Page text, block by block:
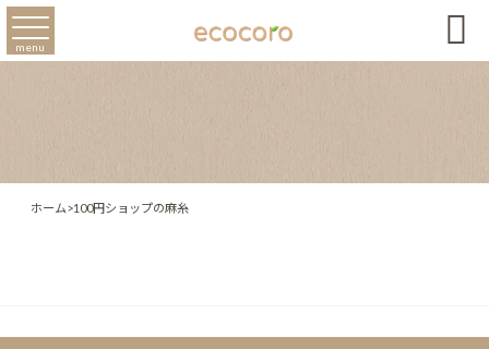
menu 
ホーム>100円ショップの麻糸